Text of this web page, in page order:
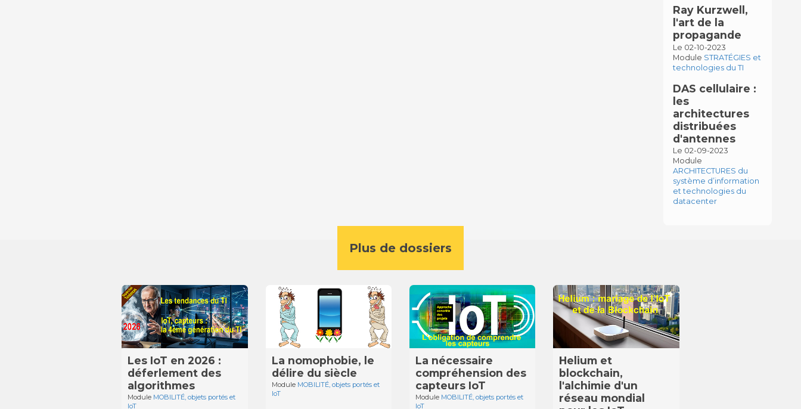
Ray Kurzwell,
l'art de la
propagande
Le 02-10-2023
Module STRATÉGIES et
technologies du TI
DAS cellulaire :
les
architectures
distribuées
d'antennes
Le 02-09-2023
Module
ARCHITECTURES du
système d’information
et technologies du
datacenter
Plus de dossiers
Les IoT en 2026 :
déferlement des
algorithmes
Module MOBILITÉ, objets portés et
IoT
La nomophobie, le
délire du siècle
Module MOBILITÉ, objets portés et
IoT
La nécessaire
compréhension des
capteurs IoT
Module MOBILITÉ, objets portés et
IoT
Helium et
blockchain,
l'alchimie d'un
réseau mondial